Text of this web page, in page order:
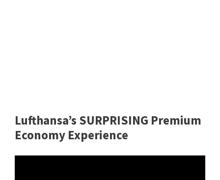
Lufthansa’s SURPRISING Premium
Economy Experience